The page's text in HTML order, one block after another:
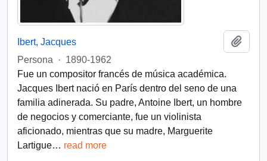
Ibert, Jacques
Persona
· 1890-1962
Fue un compositor francés de música académica.
Jacques Ibert nació en París dentro del seno de una
familia adinerada. Su padre, Antoine Ibert, un hombre
de negocios y comerciante, fue un violinista
aficionado, mientras que su madre, Marguerite
Lartigue… read more